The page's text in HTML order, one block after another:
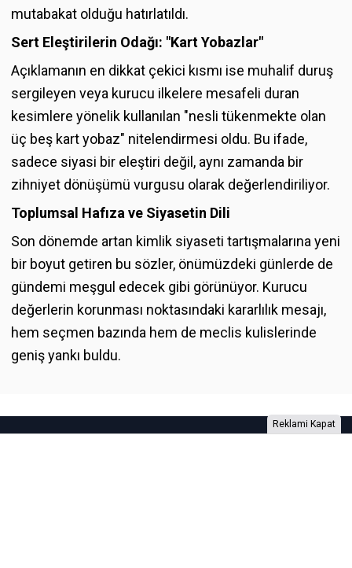
mutabakat olduğu hatırlatıldı.
Sert Eleştirilerin Odağı: "Kart Yobazlar"
Açıklamanın en dikkat çekici kısmı ise muhalif duruş
sergileyen veya kurucu ilkelere mesafeli duran
kesimlere yönelik kullanılan "nesli tükenmekte olan
üç beş kart yobaz" nitelendirmesi oldu. Bu ifade,
sadece siyasi bir eleştiri değil, aynı zamanda bir
zihniyet dönüşümü vurgusu olarak değerlendiriliyor.
Toplumsal Hafıza ve Siyasetin Dili
Son dönemde artan kimlik siyaseti tartışmalarına yeni
bir boyut getiren bu sözler, önümüzdeki günlerde de
gündemi meşgul edecek gibi görünüyor. Kurucu
değerlerin korunması noktasındaki kararlılık mesajı,
hem seçmen bazında hem de meclis kulislerinde
geniş yankı buldu.
Reklami Kapat